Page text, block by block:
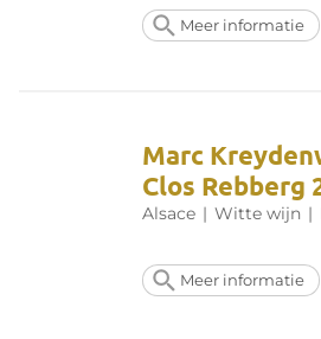
Meer informatie
Marc
Clos Rebberg
Alsace | Witte wijn |
Meer informatie